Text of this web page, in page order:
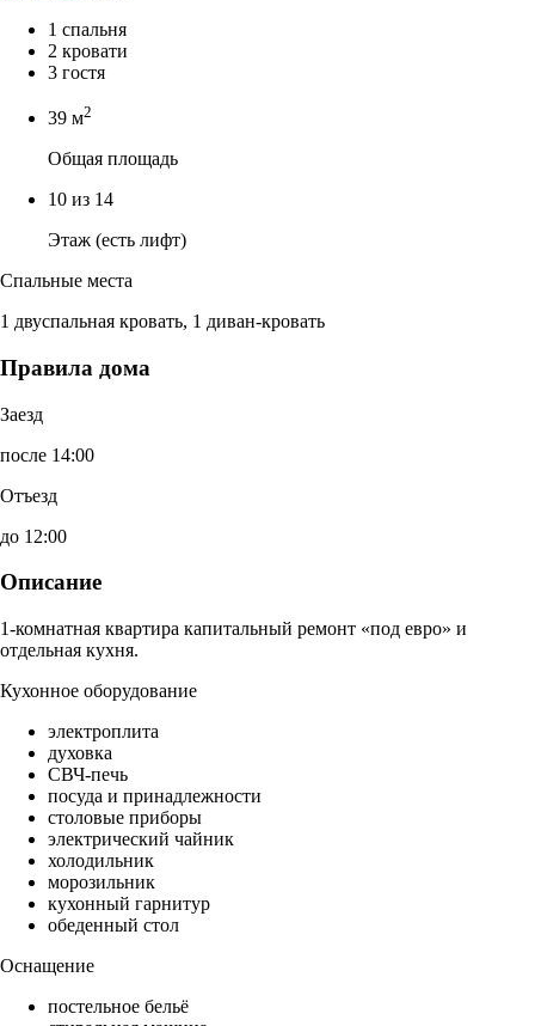
1 спальня
2 кровати
3 гостя
39 м2
Общая площадь
10 из 14
Этаж (есть лифт)
Спальные места
1 двуспальная кровать, 1 диван-кровать
Правила дома
Заезд
после 14:00
Отъезд
до 12:00
Описание
1-комнатная квартира капитальный ремонт «под евро» и
отдельная кухня.
Кухонное оборудование
электроплита
духовка
СВЧ-печь
посуда и принадлежности
столовые приборы
электрический чайник
холодильник
морозильник
кухонный гарнитур
обеденный стол
Оснащение
постельное бельё